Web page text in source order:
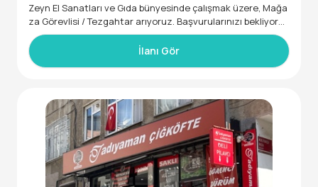
Zeyn El Sanatları ve Gıda bünyesinde çalışmak üzere, Mağa
za Görevlisi / Tezgahtar arıyoruz. Başvurularınızı bekliyoru
z!
• 18 - 30 yaş aralığında
• 30000 - 40000 maaş aralığında
İlanı Gör